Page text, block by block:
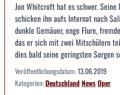
Jon Whitcroft hat es schwer.
schicken ihn aufs Internat nach
dunkle Gemäuer, enge Flure,
das er sich mit zwei Mitschülern
dies bald seine geringsten Sorgen
Veröffentlichungsdatum:13.06.2019
Kategorien:DeutschlandNewsOper